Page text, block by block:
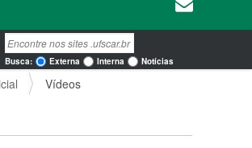
D
O
Busca
Busca Avançada…
Busca: Externa Interna Notícias
Vídeos